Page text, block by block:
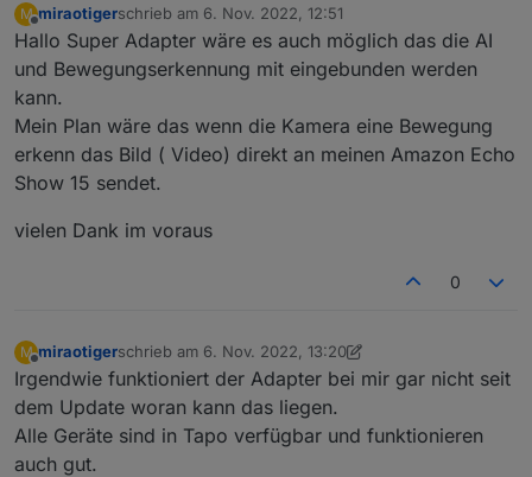
M
Offline
miraotigerschrieb am 6. Nov. 2022, 12:51
zuletzt editiert von
Hallo Super Adapter wäre es auch möglich das die AI
und Bewegungserkennung mit eingebunden werden
kann.
Mein Plan wäre das wenn die Kamera eine Bewegung
erkenn das Bild ( Video) direkt an meinen Amazon Echo
Show 15 sendet.
vielen Dank im voraus
0
M
Offline
miraotigerschrieb am 6. Nov. 2022, 13:20
zuletzt editiert von miraotiger11. Juni 2022, 14:40
Irgendwie funktioniert der Adapter bei mir gar nicht seit
dem Update woran kann das liegen.
Alle Geräte sind in Tapo verfügbar und funktionieren
auch gut.